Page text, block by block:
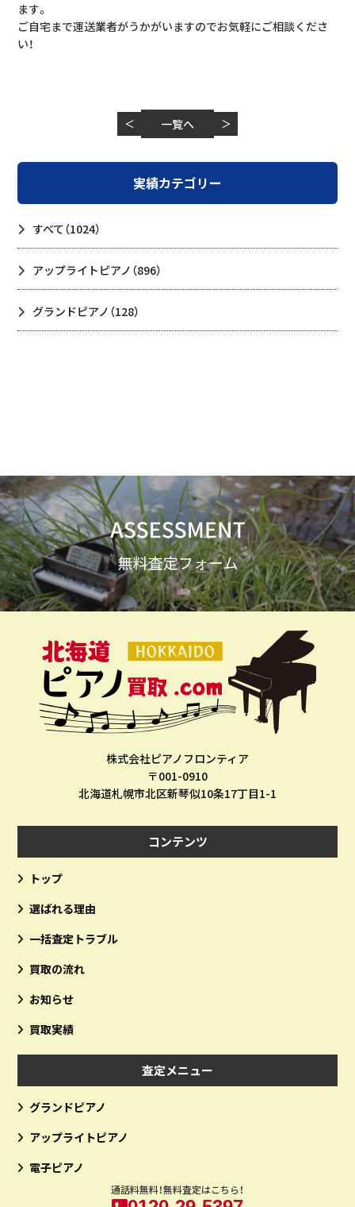
ます。
ご自宅まで運送業者がうかがいますのでお気軽にご相談くださ
い！
＜ 一覧へ ＞
実績カテゴリー
すべて（1024）
アップライトピアノ （896）
グランドピアノ （128）
株式会社ピアノフロンティア
〒001-0910
北海道札幌市北区新琴似10条17丁目1-1
コンテンツ
トップ
選ばれる理由
一括査定トラブル
買取の流れ
お知らせ
買取実績
査定メニュー
グランドピアノ
アップライトピアノ
電子ピアノ
通話料無料！無料査定はこちら！